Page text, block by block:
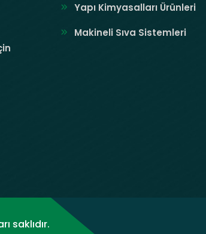
Yapı Kimyasalları Ürünleri
Makineli Sıva Sistemleri
saklıdır.